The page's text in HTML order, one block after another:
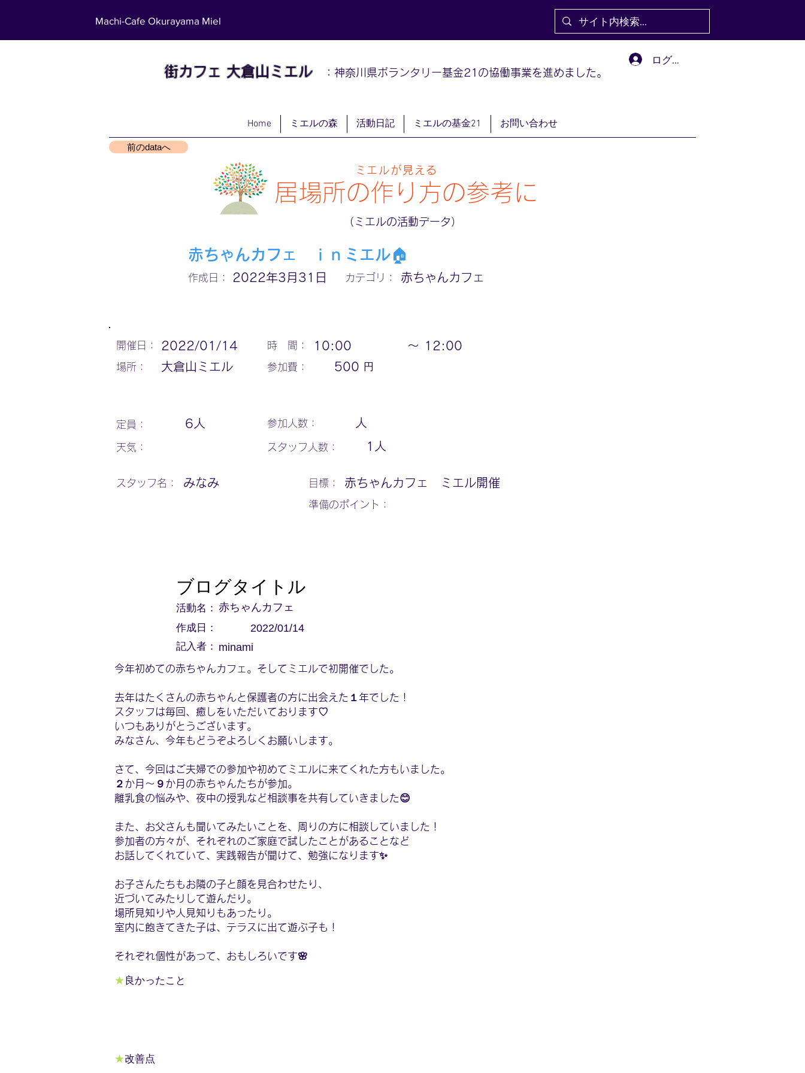
Machi-Cafe Okurayama Miel
街カフェ 大倉山 ミエル：神奈川県ボランタリー基金21の協働事業を進めました。
ログイン
Home ミエルの森 活動日記 ミエルの基金21 お問い合わせ
前のdataへ
ミエルが見える
（ミエルの活動データ）
居場所の作り方の参考に
赤ちゃんカフェ ｉｎミエル🏠
2022年3月31日 赤ちゃんカフェ
カテゴリ：
作成日：
開催日： 2022/01/14 時 間： 10:00 〜 12:00
場所： 大倉山ミエル 参加費： 500 円
定員：
天気：
6 人 参加人数： 人
スタッフ人数： 1 人
スタッフ名： みなみ 赤ちゃんカフェ ミエル開催
​目標：
​準備のポイント：
ブログタイトル
活動名： 赤ちゃんカフェ
作成日： 2022/01/14
記入者： minami
今年初めての赤ちゃんカフェ。そしてミエルで初開催でした。
去年はたくさんの赤ちゃんと保護者の方に出会えた１年でした！
スタッフは毎回、癒しをいただいております♡
いつもありがとうございます。
みなさん、今年もどうぞよろしくお願いします。
さて、今回はご夫婦での参加や初めてミエルに来てくれた方もいました。
２か月～９か月の赤ちゃんたちが参加。
離乳食の悩みや、夜中の授乳など相談事を共有していきました😊
また、お父さんも聞いてみたいことを、周りの方に相談していました！
参加者の方々が、それぞれのご家庭で試したことがあることなど
お話してくれていて、実践報告が聞けて、勉強になります✨
お子さんたちもお隣の子と顔を見合わせたり、
近づいてみたりして遊んだり。
場所見知りや人見知りもあったり。
室内に飽きてきた子は、テラスに出て遊ぶ子も！
それぞれ個性があって、おもしろいです🌸
★良かったこと
★改善点